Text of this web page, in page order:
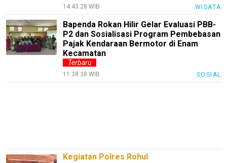
14:43:28 WIB WISATA
Bapenda Rokan Hilir Gelar Evaluasi PBB-
P2 dan Sosialisasi Program Pembebasan
Pajak Kendaraan Bermotor di Enam
Kecamatan
Terbaru
11:38:38 WIB SOSIAL
Kegiatan Polres Rohul
InfoTerbaru
Traveling
Sport